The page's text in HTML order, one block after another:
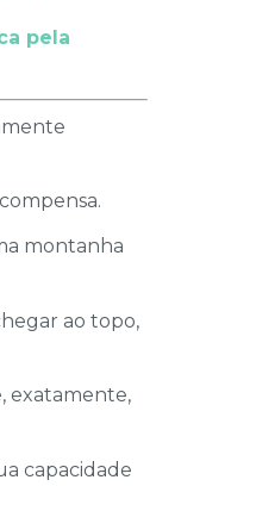
pela
montanha
ao topo,
exatamente,
capacidade